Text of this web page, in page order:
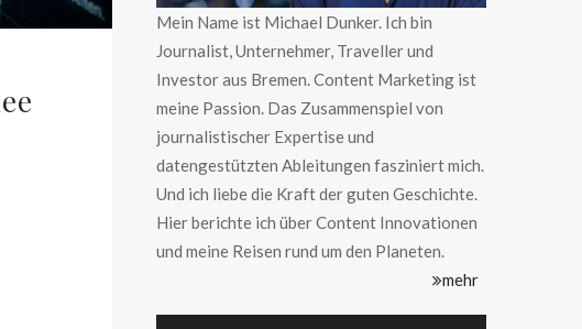
Mein Name ist Michael Dunker. Ich bin
Journalist, Unternehmer, Traveller und
Investor aus Bremen. Content Marketing ist
meine Passion. Das Zusammenspiel von
journalistischer Expertise und
datengestützten Ableitungen fasziniert mich.
Und ich liebe die Kraft der guten Geschichte.
Hier berichte ich über Content Innovationen
und meine Reisen rund um den Planeten.
mehr